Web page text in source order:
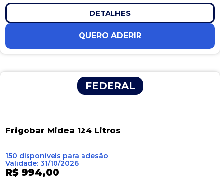
DETALHES
QUERO ADERIR
FEDERAL
Frigobar Midea 124 Litros
150 disponíveis para adesão
Validade: 31/10/2026
R$ 994,00